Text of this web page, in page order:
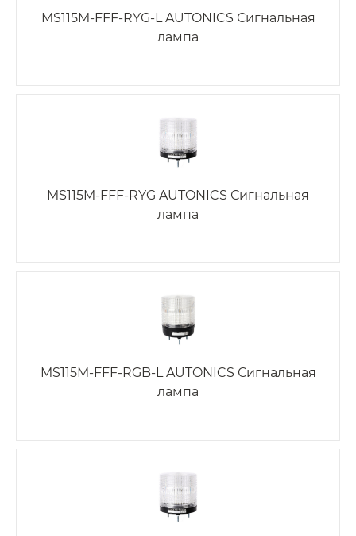
MS115M-FFF-RYG-L AUTONICS Сигнальная
лампа
MS115M-FFF-RYG AUTONICS Сигнальная
лампа
MS115M-FFF-RGB-L AUTONICS Сигнальная
лампа